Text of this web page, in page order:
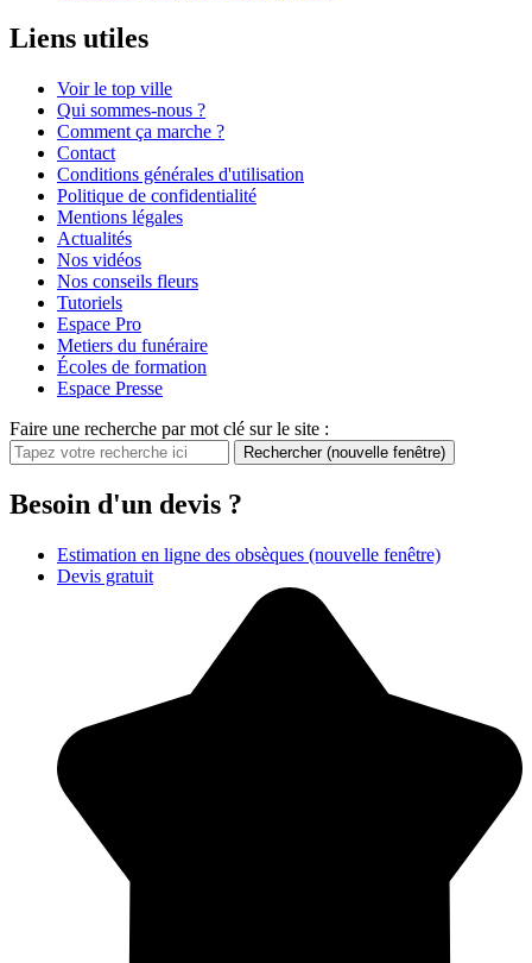
Liens utiles
Voir le top ville
Qui sommes-nous ?
Comment ça marche ?
Contact
Conditions générales d'utilisation
Politique de confidentialité
Mentions légales
Actualités
Nos vidéos
Nos conseils fleurs
Tutoriels
Espace Pro
Metiers du funéraire
Écoles de formation
Espace Presse
Faire une recherche par mot clé sur le site :
Rechercher (nouvelle fenêtre)
Besoin d'un devis ?
Estimation en ligne des obsèques (nouvelle fenêtre)
Devis gratuit